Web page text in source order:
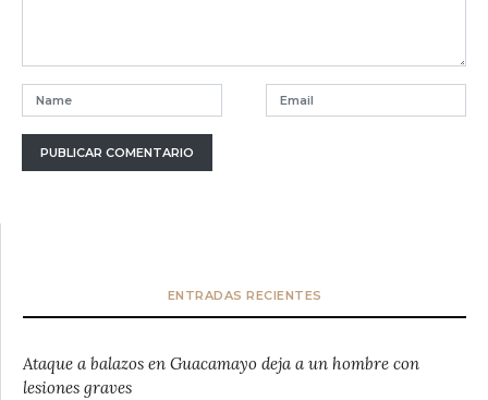
ENTRADAS RECIENTES
Ataque a balazos en Guacamayo deja a un hombre con
lesiones graves